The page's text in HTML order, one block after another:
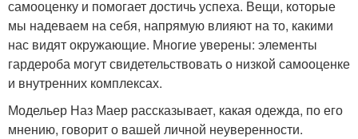
самооценку и помогает достичь успеха. Вещи, которые
мы надеваем на себя, напрямую влияют на то, какими
нас видят окружающие. Многие уверены: элементы
гардероба могут свидетельствовать о низкой самооценке
и внутренних комплексах.
Модельер Наз Маер рассказывает, какая одежда, по его
мнению, говорит о вашей личной неуверенности.